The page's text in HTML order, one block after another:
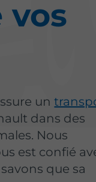
vos
un
dans des
Nous
est confié
que sa